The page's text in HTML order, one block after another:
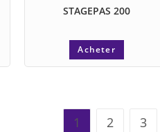
STAGEPAS 200
Acheter
1 2 3